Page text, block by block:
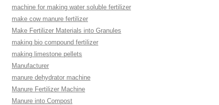
machine for making water soluble fertilizer
make cow manure fertilizer
Make Fertilizer Materials into Granules
making bio compound fertilizer
making limestone pellets
Manufacturer
manure dehydrator machine
Manure Fertilizer Machine
Manure into Compost